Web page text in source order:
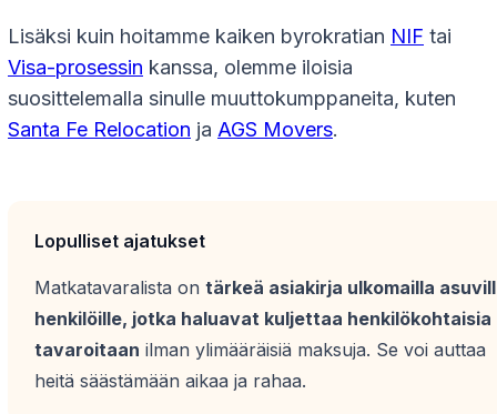
Lisäksi kuin hoitamme kaiken byrokratian NIF tai
Visa-prosessin kanssa, olemme iloisia
suosittelemalla sinulle muuttokumppaneita, kuten
Santa Fe Relocation ja AGS Movers.
Lopulliset ajatukset
Matkatavaralista on tärkeä asiakirja ulkomailla
henkilöille, jotka haluavat kuljettaa henkilökohtaisia
tavaroitaan ilman ylimääräisiä maksuja. Se voi auttaa
heitä säästämään aikaa ja rahaa.